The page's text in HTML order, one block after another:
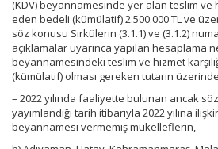
(KDV) beyannamesinde yer alan teslim ve
eden bedeli (kümülatif) 2.500.000 TL ve
söz konusu Sirkülerin (3.1.1) ve (3.1.2)
açıklamalar uyarınca yapılan hesaplama
beyannamesindeki teslim ve hizmet
(kümülatif) olması gereken tutarın
– 2022 yılında faaliyette bulunan ancak
yayımlandığı tarih itibarıyla 2022 yılına
beyannamesi vermemiş mükelleflerin,